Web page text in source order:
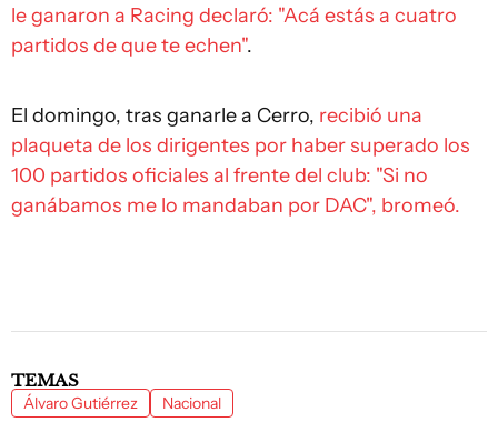
le ganaron a Racing declaró: "Acá estás a cuatro
partidos de que te echen".
El domingo, tras ganarle a Cerro, recibió una
plaqueta de los dirigentes por haber superado los
100 partidos oficiales al frente del club: "Si no
ganábamos me lo mandaban por DAC", bromeó.
TEMAS
Álvaro Gutiérrez Nacional